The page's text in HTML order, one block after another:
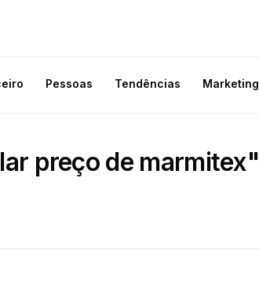
Pessoas Tendências Marketing
preço de marmitex"